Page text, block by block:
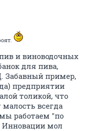
и виноводочных
для пива,
Забавный пример,
предприятии
толикой, что
малость всегда
работаем "по
Инновации мол